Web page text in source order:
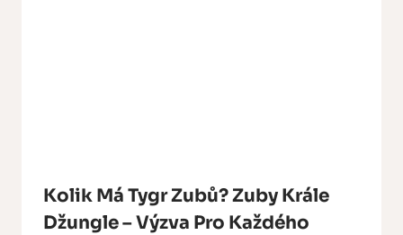
Kolik Má Tygr Zubů? Zuby Krále
Džungle – Výzva Pro Každého